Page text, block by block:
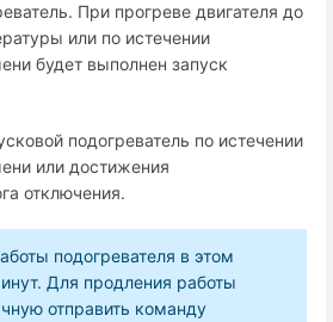
При прогреве двигателя до
или по истечении
будет выполнен запуск
подогреватель по истечении
или достижения
отключения.
подогревателя в этом
Для продления работы
отправить команду